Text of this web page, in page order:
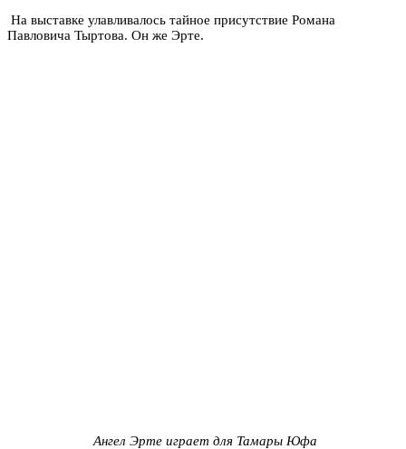
На выставке улавливалось тайное присутствие Романа
Павловича Тыртова. Он же Эрте.
Ангел Эрте играет для Тамары Юфа